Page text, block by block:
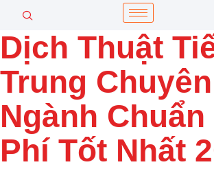
Dịch Thuật
Trung Chuyên
Ngành Chuẩn
Phí Tốt Nhất